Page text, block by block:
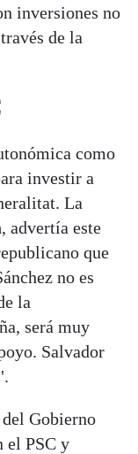
inversiones no
de la
como
investir a
La
, advertía este
que
no es
la
será muy
Salvador
Gobierno
el PSC y